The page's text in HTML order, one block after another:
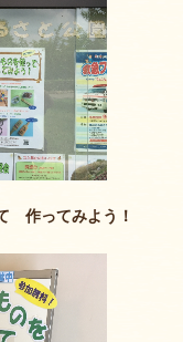
作ってみよう！